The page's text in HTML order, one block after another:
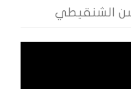
الشنقيطي